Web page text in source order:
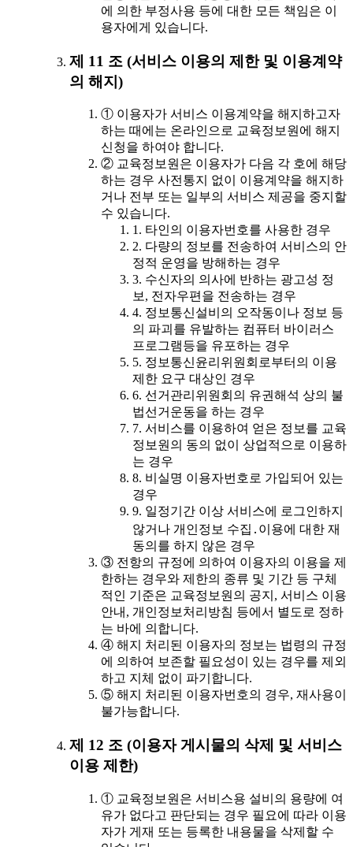
에 의한 부정사용 등에 대한 모든 책임은 이
용자에게 있습니다.
제 11 조 (서비스 이용의 제한 및 이용계약
의 해지)
① 이용자가 서비스 이용계약을 해지하고자
하는 때에는 온라인으로 교육정보원에 해지
신청을 하여야 합니다.
② 교육정보원은 이용자가 다음 각 호에 해당
하는 경우 사전통지 없이 이용계약을 해지하
거나 전부 또는 일부의 서비스 제공을 중지할
수 있습니다.
1. 타인의 이용자번호를 사용한 경우
2. 다량의 정보를 전송하여 서비스의 안
정적 운영을 방해하는 경우
3. 수신자의 의사에 반하는 광고성 정
보, 전자우편을 전송하는 경우
4. 정보통신설비의 오작동이나 정보 등
의 파괴를 유발하는 컴퓨터 바이러스
프로그램등을 유포하는 경우
5. 정보통신윤리위원회로부터의 이용
제한 요구 대상인 경우
6. 선거관리위원회의 유권해석 상의 불
법선거운동을 하는 경우
7. 서비스를 이용하여 얻은 정보를 교육
정보원의 동의 없이 상업적으로 이용하
는 경우
8. 비실명 이용자번호로 가입되어 있는
경우
9. 일정기간 이상 서비스에 로그인하지
않거나 개인정보 수집․이용에 대한 재
동의를 하지 않은 경우
③ 전항의 규정에 의하여 이용자의 이용을 제
한하는 경우와 제한의 종류 및 기간 등 구체
적인 기준은 교육정보원의 공지, 서비스 이용
안내, 개인정보처리방침 등에서 별도로 정하
는 바에 의합니다.
④ 해지 처리된 이용자의 정보는 법령의 규정
에 의하여 보존할 필요성이 있는 경우를 제외
하고 지체 없이 파기합니다.
⑤ 해지 처리된 이용자번호의 경우, 재사용이
불가능합니다.
제 12 조 (이용자 게시물의 삭제 및 서비스
이용 제한)
① 교육정보원은 서비스용 설비의 용량에 여
유가 없다고 판단되는 경우 필요에 따라 이용
자가 게재 또는 등록한 내용물을 삭제할 수